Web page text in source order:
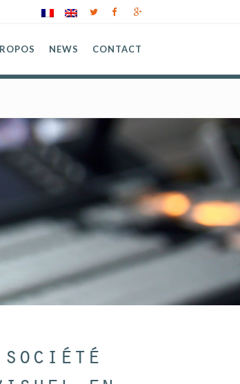
NEWS CONTACT